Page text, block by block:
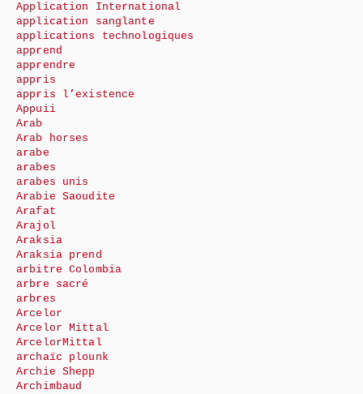
Application International
application sanglante
applications technologiques
apprend
apprendre
appris
appris l’existence
Appuii
Arab
Arab horses
arabe
arabes
arabes unis
Arabie Saoudite
Arafat
Arajol
Araksia
Araksia prend
arbitre Colombia
arbre sacré
arbres
Arcelor
Arcelor Mittal
ArcelorMittal
archaïc plounk
Archie Shepp
Archimbaud